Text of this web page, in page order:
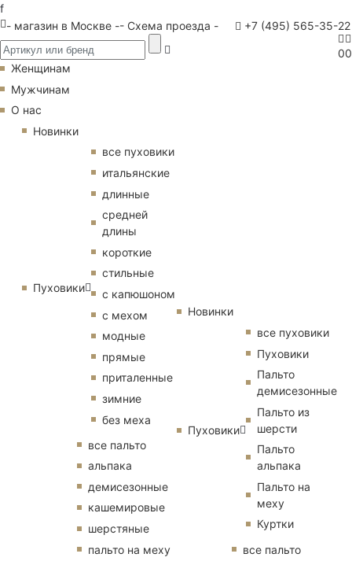
f
- магазин в Москве -- Схема проезда - +7 (495) 565-35-22
00
Женщинам
Мужчинам
О нас
Новинки
Пуховики
все пуховики
итальянские
длинные
средней
длины
короткие
стильные
с капюшоном
с мехом
модные
прямые
приталенные
зимние
без меха
все пальто
альпака
демисезонные
кашемировые
шерстяные
пальто на меху
Новинки
Пуховики
все пуховики
Пуховики
Пальто
демисезонные
Пальто из
шерсти
Пальто
альпака
Пальто на
меху
Куртки
все пальто